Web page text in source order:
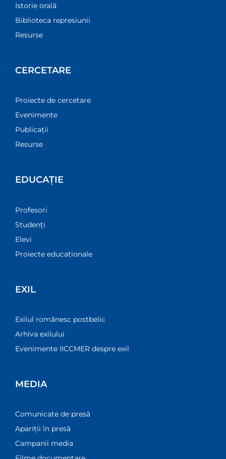
Istorie orală
Biblioteca represiunii
Resurse
CERCETARE
Proiecte de cercetare
Evenimente
Publicații
Resurse
EDUCAȚIE
Profesori
Studenți
Elevi
Proiecte educaționale
EXIL
Exilul românesc postbelic
Arhiva exilului
Evenimente IICCMER despre exil
MEDIA
Comunicate de presă
Apariții în presă
Campanii media